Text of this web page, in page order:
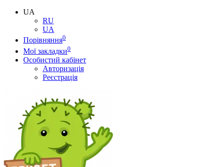
UA
RU
UA
Порівняння0
Мої закладки0
Особистий кабінет
Авторизація
Реєстрація